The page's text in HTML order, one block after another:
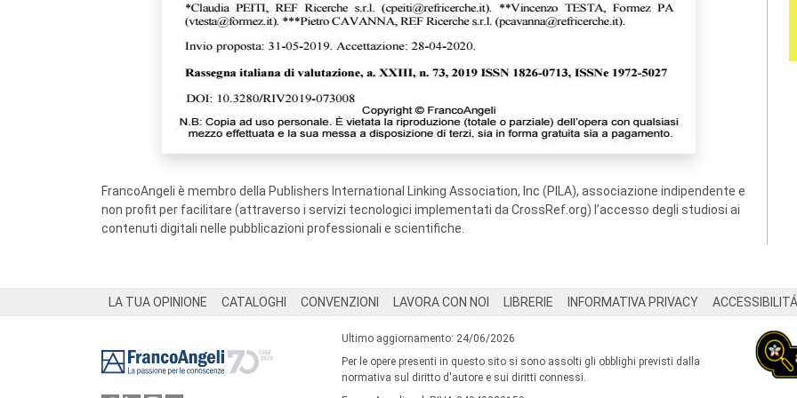
FrancoAngeli è membro della Publishers International Linking Association, Inc (PILA), associazione indipendente e
non profit per facilitare (attraverso i servizi tecnologici implementati da CrossRef.org) l’accesso degli studiosi ai
contenuti digitali nelle pubblicazioni professionali e scientifiche.
LA TUA OPINIONE CATALOGHI CONVENZIONI LAVORA CON NOI LIBRERIE INFORMATIVA PRIVACY ACCESSIBILITÁ
Ultimo aggiornamento: 24/06/2026
Per le opere presenti in questo sito si sono assolti gli obblighi previsti dalla
normativa sul diritto d'autore e sui diritti connessi.